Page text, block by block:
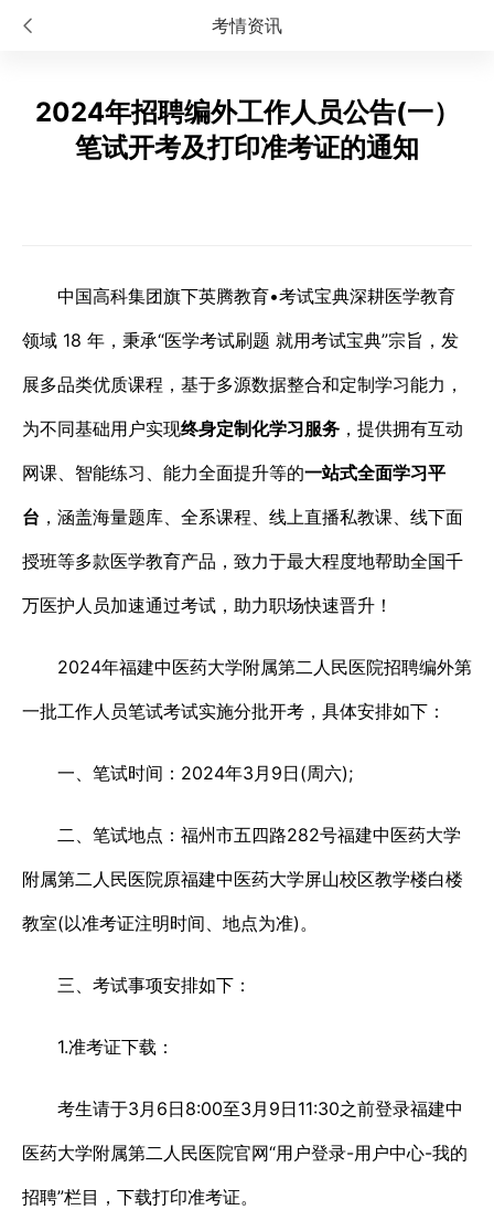
考情资讯
2024年招聘编外工作人员公告(一）
笔试开考及打印准考证的通知
中国高科集团旗下英腾教育•考试宝典深耕医学教育
领域 18 年，秉承“医学考试刷题 就用考试宝典”宗旨，发
展多品类优质课程，基于多源数据整合和定制学习能力，
为不同基础用户实现终身定制化学习服务 ，提供拥有互动
网课、智能练习、能力全面提升等的一站式全面学习平
台 ，涵盖海量题库、全系课程、线上直播私教课、线下面
授班等多款医学教育产品，致力于最大程度地帮助全国千
万医护人员加速通过考试，助力职场快速晋升！
2024年福建中医药大学附属第二人民医院招聘编外第
一批工作人员笔试考试实施分批开考，具体安排如下：
一、笔试时间：2024年3月9日(周六);
二、笔试地点：福州市五四路282号福建中医药大学
附属第二人民医院原福建中医药大学屏山校区教学楼白楼
教室(以准考证注明时间、地点为准)。
三、考试事项安排如下：
1.准考证下载：
考生请于3月6日8:00至3月9日11:30之前登录福建中
医药大学附属第二人民医院官网“用户登录-用户中心-我的
招聘”栏目，下载打印准考证。